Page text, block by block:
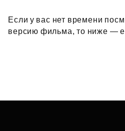
Если у вас нет времени
версию фильма, то ниже —